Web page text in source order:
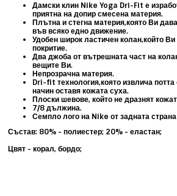
Дамски клин Nike Yoga Dri-Fit е
приятна на допир смесена материя.
Плътна и стегна материя,която Ви
във всяко едно движение.
Удобен широк ластичен колан,който
покритие.
Два джоба от вътрешната част на
вещите Ви.
Непрозрачна материя.
Dri-fit технология,която извлича потта
начин оставя кожата суха.
Плоски шевове, който не дразнят
7/8 дължина.
Семпло лого на Nike от задната
Състав: 80% - полиестер; 20% - еластан;
Цвят - корал, бордо;